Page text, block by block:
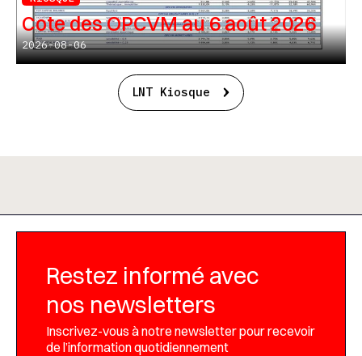
Cote des OPCVM au 6 août 2026
2026-08-06
LNT Kiosque
Restez informé avec
nos newsletters
Inscrivez-vous à notre newsletter pour recevoir
de l’information quotidiennement